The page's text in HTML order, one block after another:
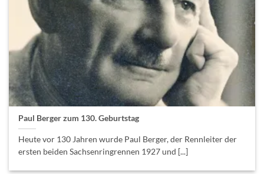
Paul Berger zum 130. Geburtstag
Heute vor 130 Jahren wurde Paul Berger, der Rennleiter der
ersten beiden Sachsenringrennen 1927 und [...]